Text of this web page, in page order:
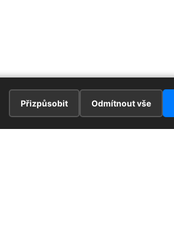
Přizpůsobit Odmítnout vše